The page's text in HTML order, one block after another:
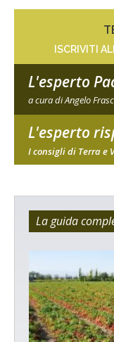
ISCRIVITI
L'esperto
a cura di Angelo
L'esperto
I consigli di Terra e
La guida